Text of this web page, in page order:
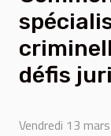
défis
Vendredi 13